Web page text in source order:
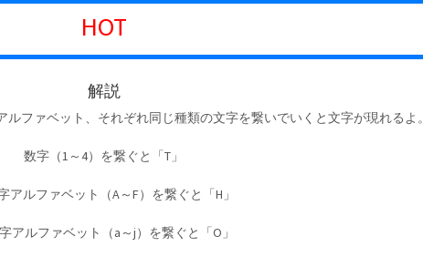
HOT
解説
ファベット、それぞれ同じ種類の文字を繋いでいくと文字が現れるよ。
数字（1～4）を繋ぐと「T」
アルファベット（A～F）を繋ぐと「H」
アルファベット（a～j）を繋ぐと「O」